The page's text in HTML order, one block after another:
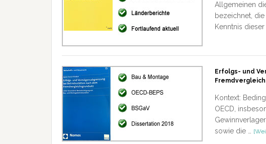
Allgemeinen
bezeichnet,
Kenntnis dieser
Erfolgs- und
Kontext:
OECD,
sowie die …